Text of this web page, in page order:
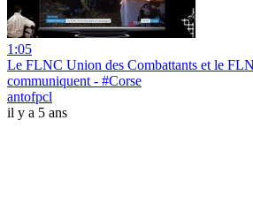
1:05
Le FLNC Union des Combattants et le
communiquent - #Corse
antofpcl
il y a 5 ans